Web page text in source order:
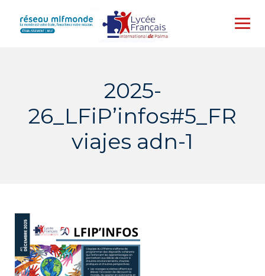
content
2025-
26_LFiP’infos#5_FR
viajes adn-1